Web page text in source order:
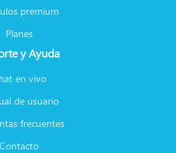
premium
Planes
y Ayuda
en vivo
de usuario
frecuentes
Contacto